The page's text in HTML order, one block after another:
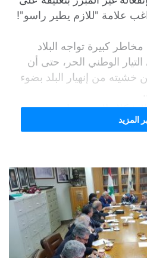
علامة "للازم يطير راسو"!
كبيرة تواجه البلاد
الوطني الحر، حتى أن
من إنهيار البلد بضوء
لا شكلا ولا مضمونا، تستحق
الموزونة، أما اللحن مشغول
موسيقية لا يربط بينها إلا
نجاحات كبيرة وتميزت
الناعمة – البسيطة،
العام كان ينسجم مع إنتاج
المزيد